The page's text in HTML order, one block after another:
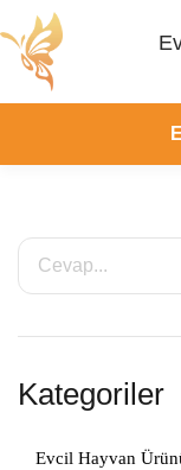
Kategoriler
Evcil Hayvan